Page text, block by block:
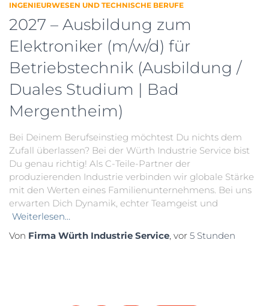
INGENIEURWESEN UND TECHNISCHE BERUFE
2027 – Ausbildung zum
Elektroniker (m/w/d) für
Betriebstechnik (Ausbildung /
Duales Studium | Bad
Mergentheim)
Bei Deinem Berufseinstieg möchtest Du nichts dem
Zufall überlassen? Bei der Würth Industrie Service bist
Du genau richtig! Als C-Teile-Partner der
produzierenden Industrie verbinden wir globale Stärke
mit den Werten eines Familienunternehmens. Bei uns
erwarten Dich Dynamik, echter Teamgeist und
Weiterlesen…
Von Firma Würth Industrie Service, vor 5 Stunden